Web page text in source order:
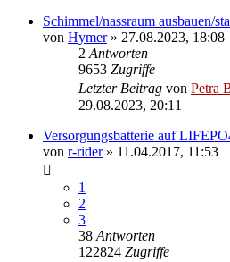
Schimmel/nassraum ausbauen/
von Hymer» 27.08.2023, 18:08
2Antworten
9653 Zugriffe
Letzter Beitrag von Petra
29.08.2023, 20:11
Versorgungsbatterie auf
von r-rider» 11.04.2017, 11:53
1
2
3
38Antworten
122824 Zugriffe